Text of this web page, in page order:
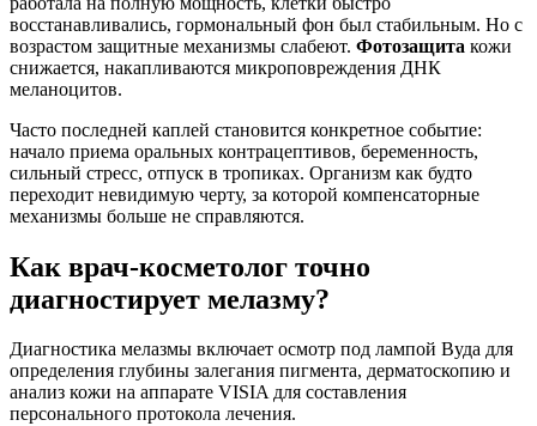
восстанавливались, гормональный фон был стабильным. Но с
возрастом защитные механизмы слабеют. Фотозащита кожи
снижается, накапливаются микроповреждения ДНК
меланоцитов.
Часто последней каплей становится конкретное событие:
начало приема оральных контрацептивов, беременность,
сильный стресс, отпуск в тропиках. Организм как будто
переходит невидимую черту, за которой компенсаторные
механизмы больше не справляются.
Как врач-косметолог точно
диагностирует мелазму?
Диагностика мелазмы включает осмотр под лампой Вуда для
определения глубины залегания пигмента, дерматоскопию и
анализ кожи на аппарате VISIA для составления
персонального протокола лечения.